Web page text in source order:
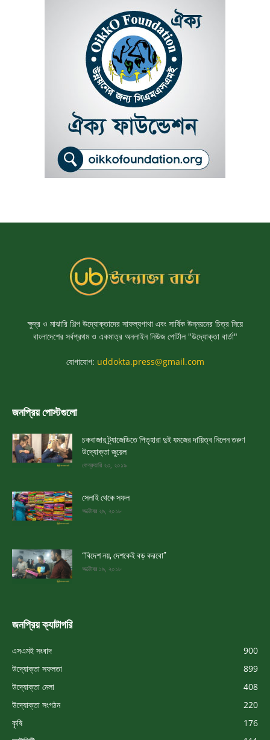
ক্ষুদ্র ও মাঝারি শিল্প উদ্যোক্তাদের সাফল্যগাথা এবং সার্বিক উন্নয়নের চিত্র নিয়ে
বাংলাদেশের সর্বপ্রথম ও একমাত্র অনলাইন নিউজ পোর্টাল "উদ্যোক্তা বার্তা"
যোগাযোগ: uddokta.press@gmail.com
জনপ্রিয় পোস্টগুলো
চকবাজার ট্র্যাজেডিতে পিতৃহারা দুই যমজের দায়িত্ব নিলেন তরুণ
উদ্যোক্তা জুয়েল
ফেব্রুয়ারি ২৩, ২০১৯
সেলাই থেকে সফল
অক্টোবর ২৯, ২০১৮
“বিদেশ নয়, দেশকেই বড় করবো”
অক্টোবর ১৯, ২০১৮
জনপ্রিয় ক্যাটাগরি
এসএমই সংবাদ
900
উদ্যোক্তা সফলতা
899
উদ্যোক্তা মেলা
408
উদ্যোক্তা সংগঠন
220
কৃষি
176